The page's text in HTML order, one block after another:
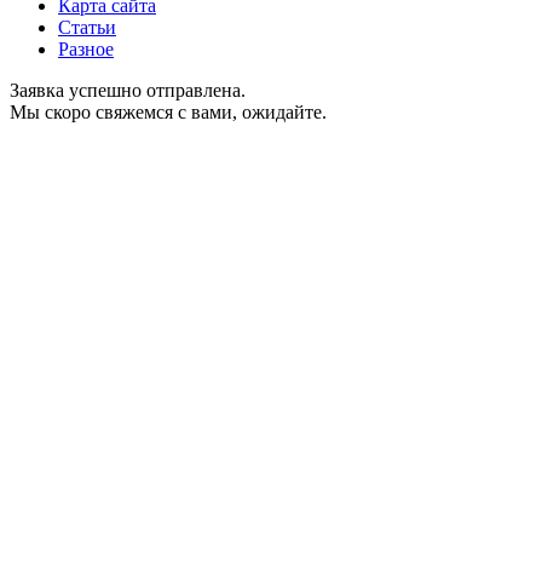
Карта сайта
Статьи
Разное
Заявка успешно отправлена.
Мы скоро свяжемся с вами, ожидайте.